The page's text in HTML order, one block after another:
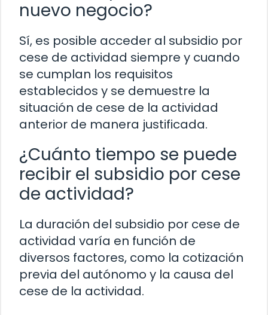
nuevo negocio?
Sí, es posible acceder al subsidio por
cese de actividad siempre y cuando
se cumplan los requisitos
establecidos y se demuestre la
situación de cese de la actividad
anterior de manera justificada.
¿Cuánto tiempo se puede
recibir el subsidio por cese
de actividad?
La duración del subsidio por cese de
actividad varía en función de
diversos factores, como la cotización
previa del autónomo y la causa del
cese de la actividad.